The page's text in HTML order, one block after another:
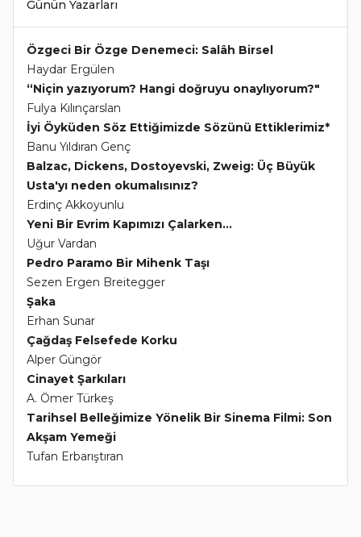
Günün Yazarları
Özgeci Bir Özge Denemeci: Salâh Birsel
Haydar Ergülen
“Niçin yazıyorum? Hangi doğruyu onaylıyorum?"
Fulya Kılınçarslan
İyi Öyküden Söz Ettiğimizde Sözünü Ettiklerimiz*
Banu Yıldıran Genç
Balzac, Dickens, Dostoyevski, Zweig: Üç Büyük
Usta'yı neden okumalısınız?
Erdinç Akkoyunlu
Yeni Bir Evrim Kapımızı Çalarken...
Uğur Vardan
Pedro Paramo Bir Mihenk Taşı
Sezen Ergen Breitegger
Şaka
Erhan Sunar
Çağdaş Felsefede Korku
Alper Güngör
Cinayet Şarkıları
A. Ömer Türkeş
Tarihsel Belleğimize Yönelik Bir Sinema Filmi: Son
Akşam Yemeği
Tufan Erbarıştıran